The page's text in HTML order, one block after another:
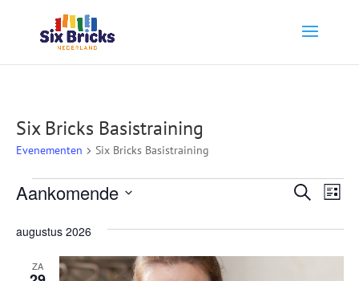
Six Bricks Basistraining
Evenementen Six Bricks Basistraining
Evenementen ZoekenLijst
Aankomende
een
datum.
augustus 2026
ZA